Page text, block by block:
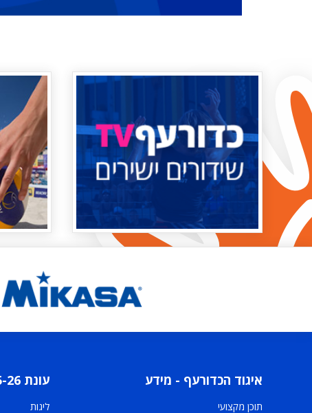
איגוד הכדורעף - מידע
תוכן מקצועי
עונת 2025-26
ליגות